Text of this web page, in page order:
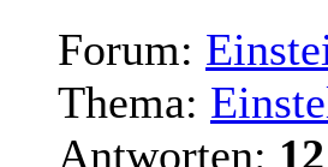
Forum:
Thema:
Antworten: 12